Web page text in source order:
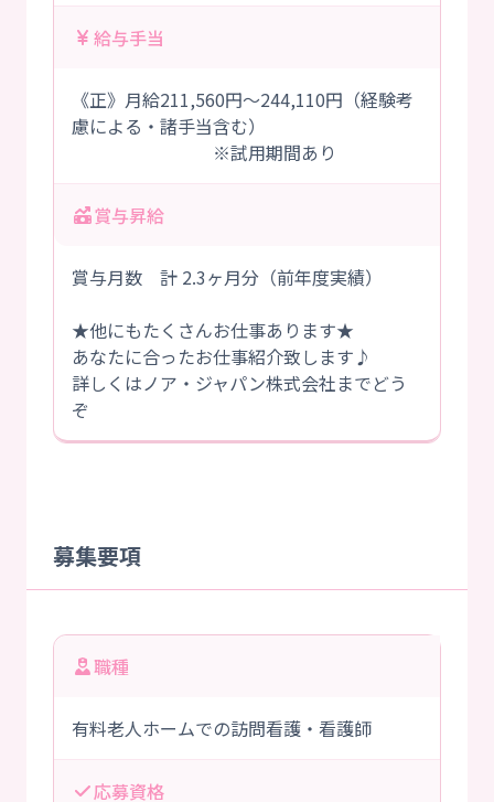
給与手当
《正》月給211,560円～244,110円（経験考
慮による・諸手当含む）
※試用期間あり
賞与昇給
賞与月数 計 2.3ヶ月分（前年度実績）
★他にもたくさんお仕事あります★
あなたに合ったお仕事紹介致します♪
詳しくはノア・ジャパン株式会社までどう
ぞ
募集要項
職種
有料老人ホームでの訪問看護・看護師
応募資格